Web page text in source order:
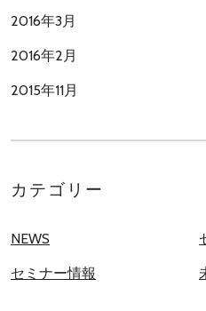
2016年3月
2016年2月
2015年11月
カテゴリー
NEWS
セミナー情報